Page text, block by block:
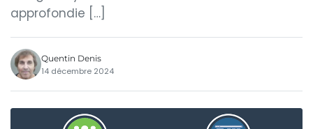
approfondie […]
Quentin Denis
14 décembre 2024